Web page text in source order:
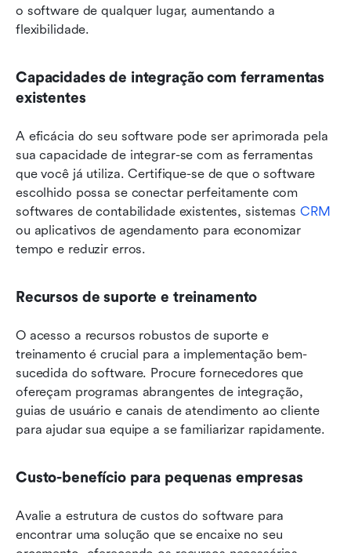
o software de qualquer lugar, aumentando a
flexibilidade.
Capacidades de integração com ferramentas
existentes
A eficácia do seu software pode ser aprimorada pela
sua capacidade de integrar-se com as ferramentas
que você já utiliza. Certifique-se de que o software
escolhido possa se conectar perfeitamente com
softwares de contabilidade existentes, sistemas CRM
ou aplicativos de agendamento para economizar
tempo e reduzir erros.
Recursos de suporte e treinamento
O acesso a recursos robustos de suporte e
treinamento é crucial para a implementação bem-
sucedida do software. Procure fornecedores que
ofereçam programas abrangentes de integração,
guias de usuário e canais de atendimento ao cliente
para ajudar sua equipe a se familiarizar rapidamente.
Custo-benefício para pequenas empresas
Avalie a estrutura de custos do software para
encontrar uma solução que se encaixe no seu